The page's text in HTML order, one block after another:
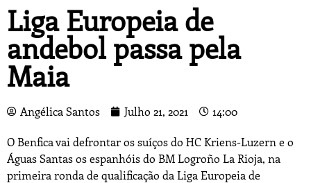
Liga Europeia de
andebol passa pela
Maia
Angélica Santos Julho 21, 2021 14:00
O Benfica vai defrontar os suíços do HC Kriens-Luzern e o
Águas Santas os espanhóis do BM Logroño La Rioja, na
primeira ronda de qualificação da Liga Europeia de